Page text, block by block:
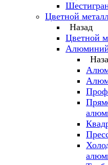
Цветной
Назад
Цветной